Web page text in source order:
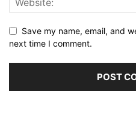
Save my name, email, and
next time I comment.